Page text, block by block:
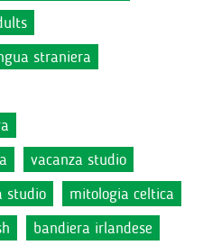
straniera
vacanza studio
studio
mitologia celtica
bandiera irlandese